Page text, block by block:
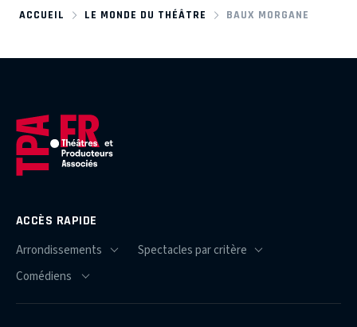
ACCUEIL LE MONDE DU THÉÂTRE BAUX MORGANE
ACCÈS RAPIDE